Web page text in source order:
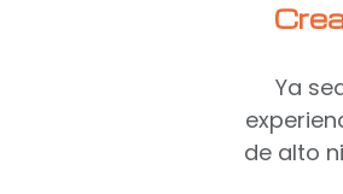
Ya
de alto